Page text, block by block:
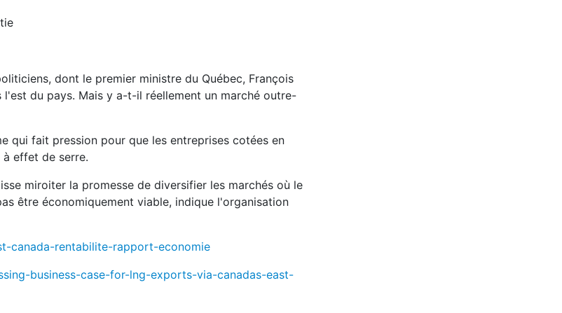
dont le premier ministre du Québec, François
du pays. Mais y a-t-il réellement un marché outre-
qui fait pression pour que les entreprises cotées en
effet de serre.
miroiter la promesse de diversifier les marchés où le
être économiquement viable, indique l'organisation
canada-rentabilite-rapport-economie
business-case-for-lng-exports-via-canadas-east-